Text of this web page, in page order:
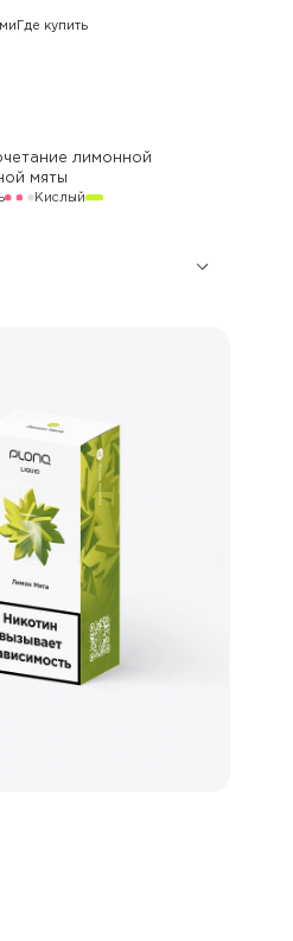
Где купить
лимонной
мяты
Кислый